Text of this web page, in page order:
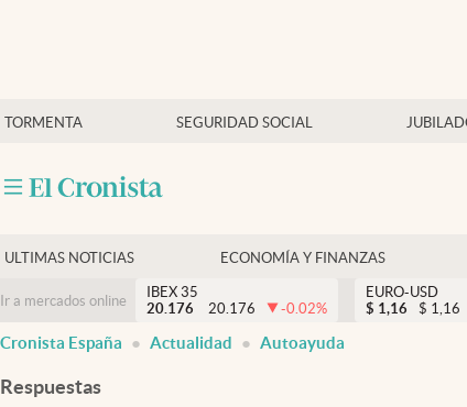
TORMENTA SEGURIDAD SOCIAL
Economía y finanzas
Criptomonedas
ULTIMAS NOTICIAS ECONOMÍA Y FINANZAS
Ir a mercados online
IBEX 35
20.176
20.176 -0.02%
EURO-USD
$ 1,16 $ 1,16
Cronista España Actualidad Autoayuda
Respuestas